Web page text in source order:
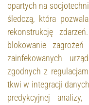
opartych na
śledczą, która
rekonstrukcję
blokowanie
zainfekowanych
zgodnych z
tkwi w integracji
predykcyjnej